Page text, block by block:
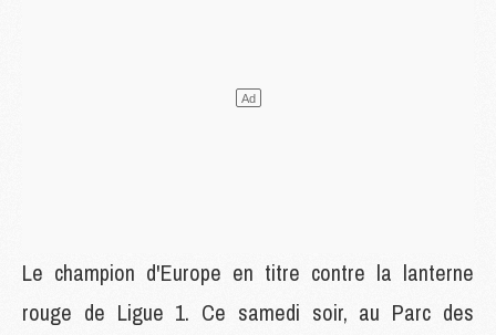
Le champion d'Europe en titre contre la lanterne
rouge de Ligue 1. Ce samedi soir, au Parc des